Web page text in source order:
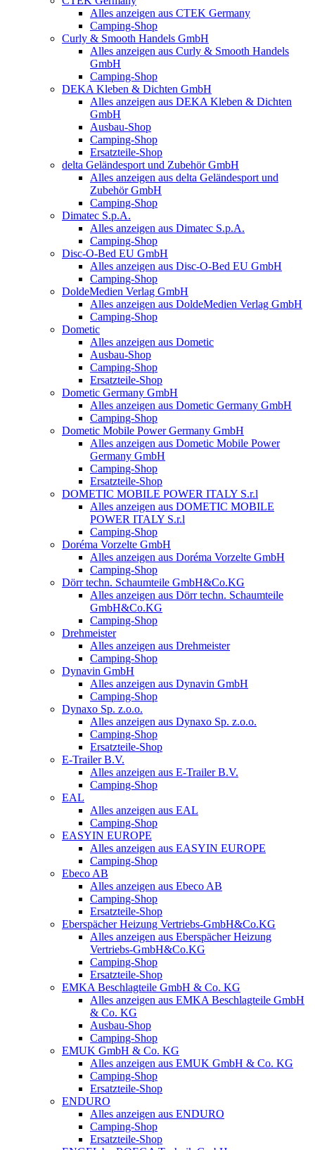
Alles anzeigen aus CTEK Germany
Camping-Shop
Curly & Smooth Handels GmbH
Alles anzeigen aus Curly & Smooth Handels
GmbH
Camping-Shop
DEKA Kleben & Dichten GmbH
Alles anzeigen aus DEKA Kleben & Dichten
GmbH
Ausbau-Shop
Camping-Shop
Ersatzteile-Shop
delta Geländesport und Zubehör GmbH
Alles anzeigen aus delta Geländesport und
Zubehör GmbH
Camping-Shop
Dimatec S.p.A.
Alles anzeigen aus Dimatec S.p.A.
Camping-Shop
Disc-O-Bed EU GmbH
Alles anzeigen aus Disc-O-Bed EU GmbH
Camping-Shop
DoldeMedien Verlag GmbH
Alles anzeigen aus DoldeMedien Verlag GmbH
Camping-Shop
Dometic
Alles anzeigen aus Dometic
Ausbau-Shop
Camping-Shop
Ersatzteile-Shop
Dometic Germany GmbH
Alles anzeigen aus Dometic Germany GmbH
Camping-Shop
Dometic Mobile Power Germany GmbH
Alles anzeigen aus Dometic Mobile Power
Germany GmbH
Camping-Shop
Ersatzteile-Shop
DOMETIC MOBILE POWER ITALY S.r.l
Alles anzeigen aus DOMETIC MOBILE
POWER ITALY S.r.l
Camping-Shop
Doréma Vorzelte GmbH
Alles anzeigen aus Doréma Vorzelte GmbH
Camping-Shop
Dörr techn. Schaumteile GmbH&Co.KG
Alles anzeigen aus Dörr techn. Schaumteile
GmbH&Co.KG
Camping-Shop
Drehmeister
Alles anzeigen aus Drehmeister
Camping-Shop
Dynavin GmbH
Alles anzeigen aus Dynavin GmbH
Camping-Shop
Dynaxo Sp. z.o.o.
Alles anzeigen aus Dynaxo Sp. z.o.o.
Camping-Shop
Ersatzteile-Shop
E-Trailer B.V.
Alles anzeigen aus E-Trailer B.V.
Camping-Shop
EAL
Alles anzeigen aus EAL
Camping-Shop
EASYIN EUROPE
Alles anzeigen aus EASYIN EUROPE
Camping-Shop
Ebeco AB
Alles anzeigen aus Ebeco AB
Camping-Shop
Ersatzteile-Shop
Eberspächer Heizung Vertriebs-GmbH&Co.KG
Alles anzeigen aus Eberspächer Heizung
Vertriebs-GmbH&Co.KG
Camping-Shop
Ersatzteile-Shop
EMKA Beschlagteile GmbH & Co. KG
Alles anzeigen aus EMKA Beschlagteile GmbH
& Co. KG
Ausbau-Shop
Camping-Shop
EMUK GmbH & Co. KG
Alles anzeigen aus EMUK GmbH & Co. KG
Camping-Shop
Ersatzteile-Shop
ENDURO
Alles anzeigen aus ENDURO
Camping-Shop
Ersatzteile-Shop